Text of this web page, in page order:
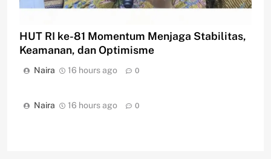
HUT RI ke-81 Momentum Menjaga Stabilitas,
Keamanan, dan Optimisme
Naira 16 hours ago 0
Naira 16 hours ago 0